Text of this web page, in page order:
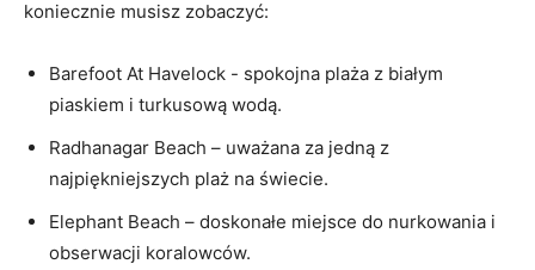
koniecznie musisz zobaczyć:
Barefoot At Havelock ⁣- spokojna plaża z białym
piaskiem i⁢ turkusową wodą.
Radhanagar Beach – uważana ‌za jedną z
⁣najpiękniejszych plaż na świecie.
Elephant Beach – doskonałe miejsce do⁤ nurkowania i
obserwacji koralowców.